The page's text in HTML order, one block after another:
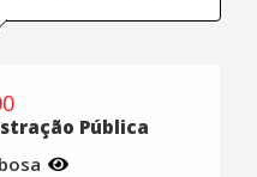
Pública